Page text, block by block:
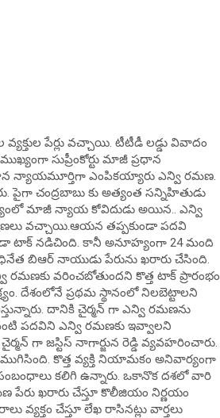
వ్యక్తుల పేర్లు వచ్చాయి. టీటీడీ లడ్డు వివాదం
సుప్రీంకోర్టు మాజీ ప్రధాన
న్యాయమూర్తిగా ఎంపికయ్యారు ఎన్వి రమణ.
పైగా చంద్రబాబు కు అత్యంత సన్నిహితుడు
మాజీ న్యాయ కోవిదుడు అయిన.. ఎన్వి
వచ్చాయి.ఆయన తప్పకుండా పదవి
టాక్ నడిచింది. కానీ అనూహ్యంగా 24 మంది
బిఆర్ నాయుడు పేరును ఖరారు చేసింది.
వరించబోతుందని కొత్త టాక్ ప్రారంభం
దేశంలోనే ప్రథమ స్థానంలో నిలబెట్టాలని
దానికి చైర్మన్ గా ఎన్వి రమణను
పదవిని ఎన్వి రమణకు ఇవ్వాలని
గా జస్టిస్ నాగార్జున రెడ్డి వ్యవహరించారు.
కొత్త వ్యక్తి నియామకం అనివార్యంగా
కలిగి ఉన్నారు. ఒకానొక దశలో వారి
పేరు ఖరారు చేస్తూ కొలీజియం నిర్ణయం
చేస్తూ లేఖ రాసినట్లు వార్తలు